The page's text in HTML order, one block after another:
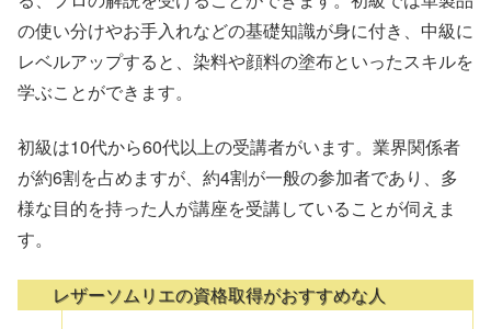
の使い分けやお手入れなどの基礎知識が身に付き、中級に
レベルアップすると、染料や顔料の塗布といったスキルを
学ぶことができます。
初級は10代から60代以上の受講者がいます。業界関係者
が約6割を占めますが、約4割が一般の参加者であり、多
様な目的を持った人が講座を受講していることが伺えま
す。
レザーソムリエの資格取得がおすすめな人